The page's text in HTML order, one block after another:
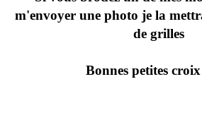
m'envoyer une photo je la
de grilles
Bonnes petites